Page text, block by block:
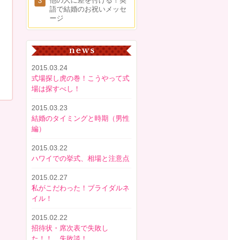
語で結婚のお祝いメッセ
ージ
2015.03.24
式場探し虎の巻！こうやって式
場は探すべし！
2015.03.23
結婚のタイミングと時期（男性
編）
2015.03.22
ハワイでの挙式、相場と注意点
2015.02.27
私がこだわった！ブライダルネ
イル！
2015.02.22
招待状・席次表で失敗し